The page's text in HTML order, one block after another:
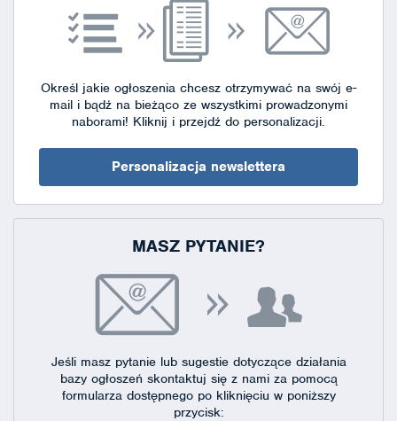
Określ jakie ogłoszenia chcesz otrzymywać na swój e-
mail i bądź na bieżąco ze wszystkimi prowadzonymi
naborami! Kliknij i przejdź do personalizacji.
Personalizacja newslettera
MASZ PYTANIE?
Jeśli masz pytanie lub sugestie dotyczące działania
bazy ogłoszeń skontaktuj się z nami za pomocą
formularza dostępnegopo kliknięciu w poniższy
przycisk: